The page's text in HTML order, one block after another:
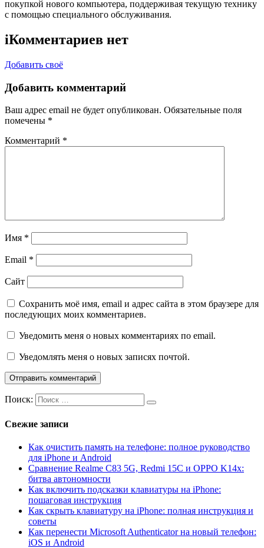
покупкой нового компьютера, поддерживая текущую технику
с помощью специального обслуживания.
iКомментариев нет
Добавить своё
Добавить комментарий
Ваш адрес email не будет опубликован. Обязательные поля
помечены *
Комментарий *
Имя *
Email *
Сайт
Сохранить моё имя, email и адрес сайта в этом браузере для
последующих моих комментариев.
Уведомить меня о новых комментариях по email.
Уведомлять меня о новых записях почтой.
Поиск:
Свежие записи
Как очистить память на телефоне: полное руководство
для iPhone и Android
Сравнение Realme C83 5G, Redmi 15C и OPPO K14x:
битва автономности
Как включить подсказки клавиатуры на iPhone:
пошаговая инструкция
Как скрыть клавиатуру на iPhone: полная инструкция и
советы
Как перенести Microsoft Authenticator на новый телефон:
iOS и Android